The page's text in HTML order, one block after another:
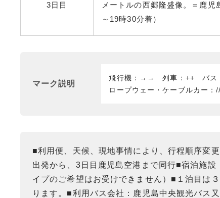
3日目
メートルの西郷隆盛像。＝鹿
～19時30分着）
マーク説明
飛行機：→→ 列車：++ バス
ロープウェー・ケーブルカ
■利用便、天候、現地事情により、行程順序変
出発から、3日目鹿児島空港まで同行■宿泊施
イプのご希望はお受けできません）■１泊目は
ります。■利用バス会社：鹿児島中央観光バス